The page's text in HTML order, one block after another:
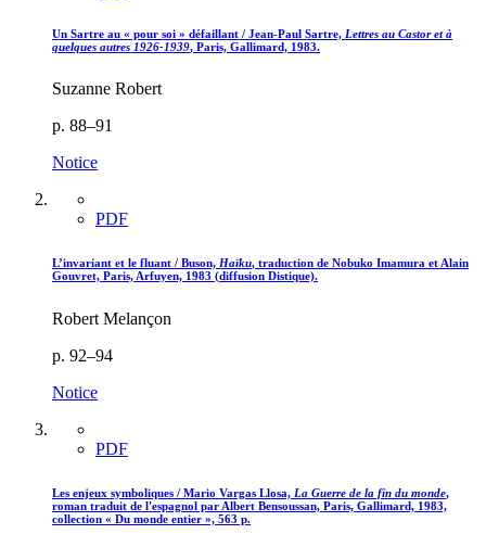
Un Sartre au « pour soi » défaillant / Jean-Paul Sartre, Lettres au Castor et à
quelques autres 1926-1939, Paris, Gallimard, 1983.
Suzanne Robert
p. 88–91
Notice
PDF
L’invariant et le fluant / Buson, Haïku, traduction de Nobuko Imamura et Alain
Gouvret, Paris, Arfuyen, 1983 (diffusion Distique).
Robert Melançon
p. 92–94
Notice
PDF
Les enjeux symboliques / Mario Vargas Llosa, La Guerre de la fin du monde,
roman traduit de l'espagnol par Albert Bensoussan, Paris, Gallimard, 1983,
collection « Du monde entier », 563 p.